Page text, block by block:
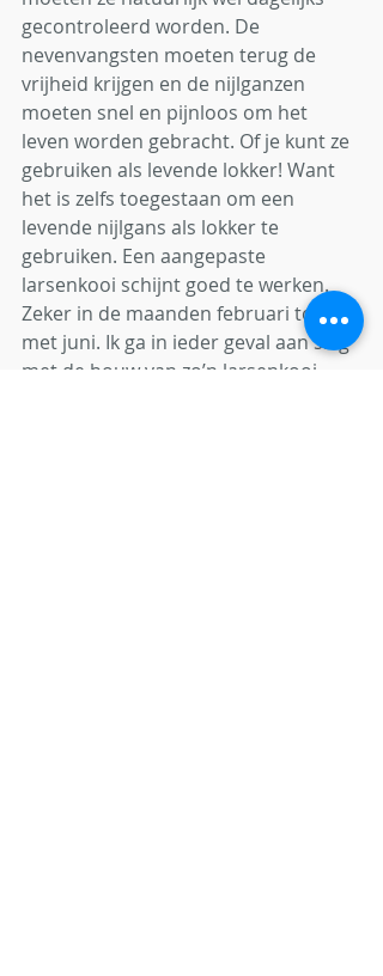
gecontroleerd worden. De
nevenvangsten moeten terug de
vrijheid krijgen en de nijlganzen
moeten snel en pijnloos om het
leven worden gebracht. Of je kunt ze
gebruiken als levende lokker! Want
het is zelfs toegestaan om een
levende nijlgans als lokker te
gebruiken. Een aangepaste
larsenkooi schijnt goed te werken.
Zeker in de maanden februari tot en
met juni. Ik ga in ieder geval aan slag
met de bouw van zo’n larsenkooi,...